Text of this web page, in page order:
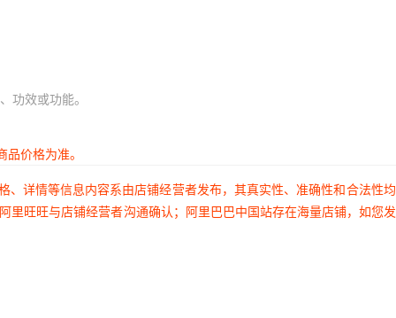
功效或功能。
价格为准。
详情等信息内容系由店铺经营者发布，其真实性、准确性和合法性
旺旺与店铺经营者沟通确认；阿里巴巴中国站存在海量店铺，如您